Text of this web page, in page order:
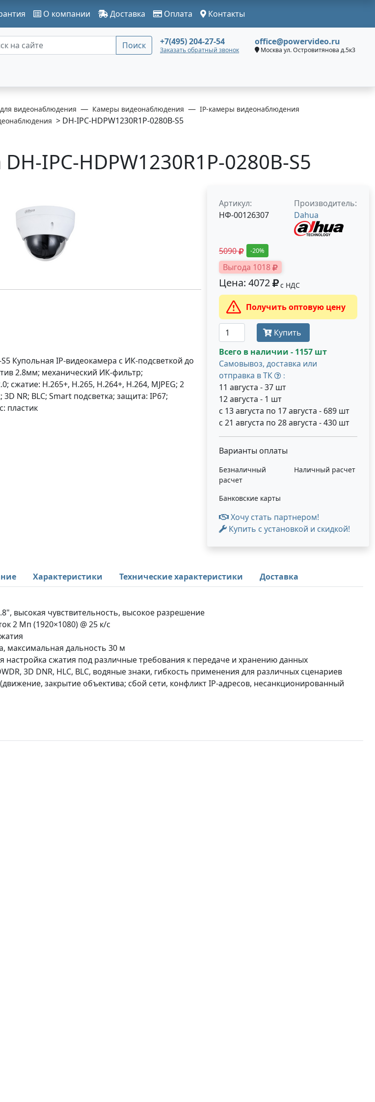
О компании Доставка Оплата Контакты
Поиск +7(495) 204-27-54
Заказать обратный звонок
office@powervideo.ru
Москва ул. Островитянова д.5к3
видеонаблюдения Камеры видеонаблюдения
IP-камеры видеонаблюдения
> DH-IPC-HDPW1230R1P-0280B-S5
IPC-HDPW1230R1P-0280B-S5
S5 Купольная IP-видеокамера с ИК-подсветкой до
2.8мм; механический ИК-фильтр;
сжатие: H.265+, H.265, H.264+, H.264, MJPEG; 2
NR; BLC; Smart подсветка; защита: IP67;
пластик
Артикул:
НФ-00126307
Производитель:
Dahua
5090 -20%
Выгода 1018
Цена: 4072 с НДС
Получить оптовую цену
Купить
Всего в наличии - 1157 шт
Самовывоз, доставка или
отправка в ТК
:
11 августа - 37 шт
12 августа - 1 шт
с 13 августа по 17 августа - 689 шт
с 21 августа по 28 августа - 430 шт
Варианты оплаты
Безналичный
расчет
Наличный расчет
Банковские карты
Хочу стать партнером!
Купить с установкой и скидкой!
Характеристики Технические характеристики Доставка
высокая чувствительность, высокое разрешение
2 Мп (1920×1080) @ 25 к/с
максимальная дальность 30 м
настройка сжатия под различные требования к передаче и хранению данных
3D DNR, HLC, BLC, водяные знаки, гибкость применения для различных сценариев
закрытие объектива; сбой сети, конфликт IP-адресов, несанкционированный